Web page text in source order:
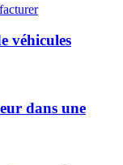
véhicules
dans une